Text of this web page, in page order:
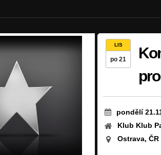
LIS
po 21
pondělí
Klub Klub
Ostrava, ČR